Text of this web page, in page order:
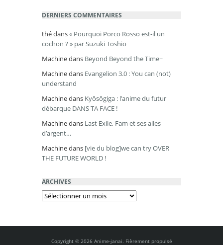
DERNIERS COMMENTAIRES
thédans« Pourquoi Porco Rosso est-il un
cochon ? » par Suzuki Toshio
Machinedans Beyond Beyond the Time~
Machinedans Evangelion 3.0 : You can (not)
understand
Machinedans Kyôsôgiga : l’anime du futur
débarque DANS TA FACE !
Machinedans Last Exile, Fam et ses ailes
d’argent…
Machinedans [vie du blog]we can try OVER
THE FUTURE WORLD !
ARCHIVES
Archives
Copyright © 2026 Anime-janai. Fièrement propulsé